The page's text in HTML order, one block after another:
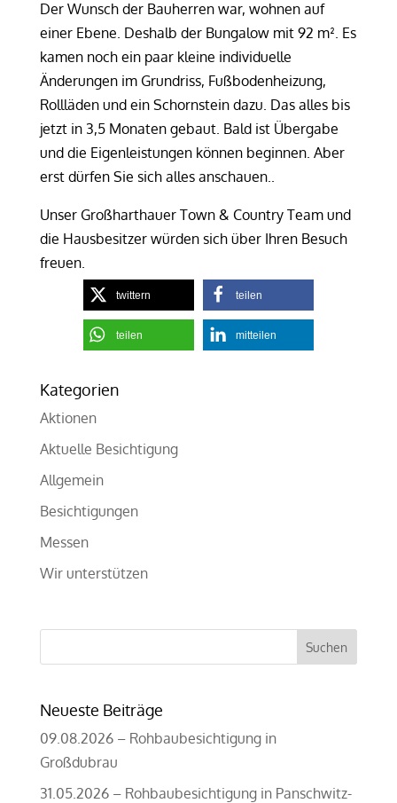
Der Wunsch der Bauherren war, wohnen auf
einer Ebene. Deshalb der Bungalow mit 92 m². Es
kamen noch ein paar kleine individuelle
Änderungen im Grundriss, Fußbodenheizung,
Rollläden und ein Schornstein dazu. Das alles bis
jetzt in 3,5 Monaten gebaut. Bald ist Übergabe
und die Eigenleistungen können beginnen. Aber
erst dürfen Sie sich alles anschauen..
Unser Großharthauer Town & Country Team und
die Hausbesitzer würden sich über Ihren Besuch
freuen.
twittern teilen
teilen mitteilen
Kategorien
Aktionen
Aktuelle Besichtigung
Allgemein
Besichtigungen
Messen
Wir unterstützen
Neueste Beiträge
09.08.2026 – Rohbaubesichtigung in
Großdubrau
31.05.2026 – Rohbaubesichtigung in Panschwitz-